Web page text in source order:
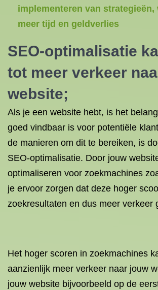
implementeren van
meer tijd en geldverlies
SEO-optimalisatie
tot meer verkeer
website;
Als je een website hebt, is het
goed vindbaar is voor potentiële
de manieren om dit te bereiken, is
SEO-optimalisatie. Door jouw
optimaliseren voor zoekmachines
je ervoor zorgen dat deze hoger
zoekresultaten en dus meer verkeer
Het hoger scoren in zoekmachines
aanzienlijk meer verkeer naar jouw
jouw website bijvoorbeeld op de